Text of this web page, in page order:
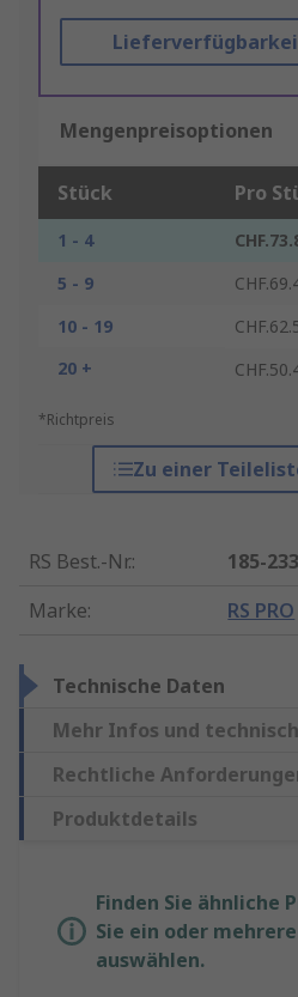
Mengenpreisoptionen
Stück Pro
1 - 4
5 - 9
10 - 19
20 +
*Richtpreis
Zu einer
RS Best.-Nr.:
185-
Marke: RS PRO
Technische Daten
Mehr Infos und
Rechtliche
Produktdetails
Finden Sie ähnliche
Sie ein oder
auswählen.